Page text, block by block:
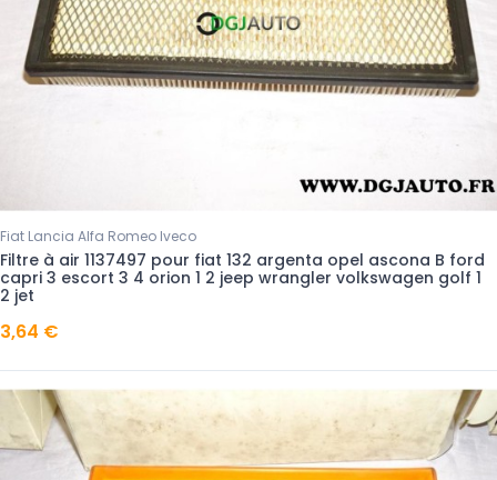
Fiat Lancia Alfa Romeo Iveco
Filtre à air 1137497 pour fiat 132 argenta opel ascona B ford
capri 3 escort 3 4 orion 1 2 jeep wrangler volkswagen golf 1
2 jet
3,64 €